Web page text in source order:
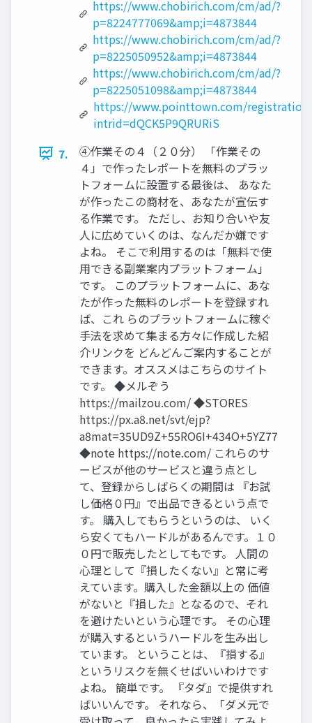
https://www.chobirich.com/cm/ad/?
p=8224777069&amp;i=4873844
https://www.chobirich.com/cm/ad/?
p=8225050952&amp;i=4873844
https://www.chobirich.com/cm/ad/?
p=8225051098&amp;i=4873844
https://www.pointtown.com/
intrid=dQCK5P9QRURiS
7.
④作業その４（２０分） 「作業その
４」で作ったレポートを無料のプラッ
トフォームに設置する最後は、 あなた
が作ったこの商材を、あなたが宣伝す
る作業です。 ただし、お知り合いや友
人に広めていくのは、なんだか嫌です
よね。 そこで利用するのは「無料で使
用できる副業案内プラットフォーム」
です。 このプラットフォームに、あな
たが作った無料のレポートを登録すれ
ば、これ らのプラットフォームに稼ぐ
手法を求めて集まる方々に作成した紹
介リンクを どんどんご案内することが
できます。オススメはこちらのサイト
です。 ◆メルぞう
https://mailzou.com/ ◆STORES
https://px.a8.net/svt/ejp?
a8mat=35UD9Z+55RO6I+434O+5YZ77
◆note https://note.com/ これらのサ
ービスが他のサービスと違う点とし
て、登録からしばらくの期間は 『お試
し価格０円』で出品できるという点で
す。 購入してもらうというのは、 いく
ら安くてもハードルがあるんです。１０
０円で販売したとしてもです。 人間の
心理として『損したくない』と常に考
えています。購入した金額以上の 価値
がないと『損した』となるので、それ
を避けたいという心理です。 その心理
が購入するというハードルを生み出し
ています。 ということは、『損する』
というリスクを無くせばいいわけです
よね。 簡単です。 『タダ』で提供すれ
ばいいんです。 それなら、「ダメ元で